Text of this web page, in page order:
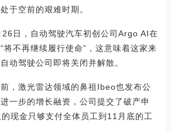
于空前的艰难时期。
日，自动驾驶汽车初创公司Argo AI在
将不再继续履行使命”，这意味着这家来
动驾驶公司即将关闭并解散。
激光雷达领域的鼻祖Ibeo也发布公
一步的增长融资，公司提交了破产申
现金只够支付全体员工到11月底的工